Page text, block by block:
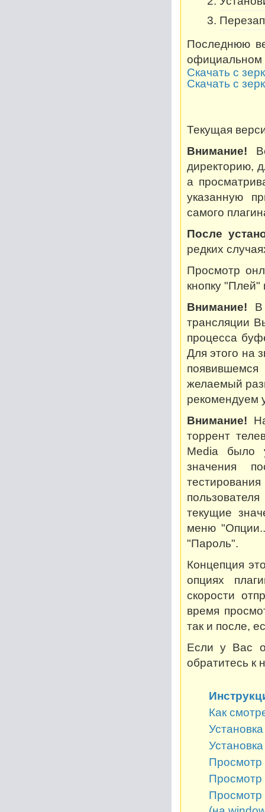
Последнюю
официальном
Скачать с
Скачать с
Текущая
Внимание!
директорию,
а
указанную
самого
После
редких
Просмотр
кнопку
Внимание! В
трансляции
процесса
Для этого на
желаемый
рекомендуем
Внимание!
торрент
Media было
значения
текущие
меню
"Пароль".
Концепция
опциях
скорости
время
так и после,
Если у Вас
обратитесь к
Как
Просмотр
Просмотр
Просмотр